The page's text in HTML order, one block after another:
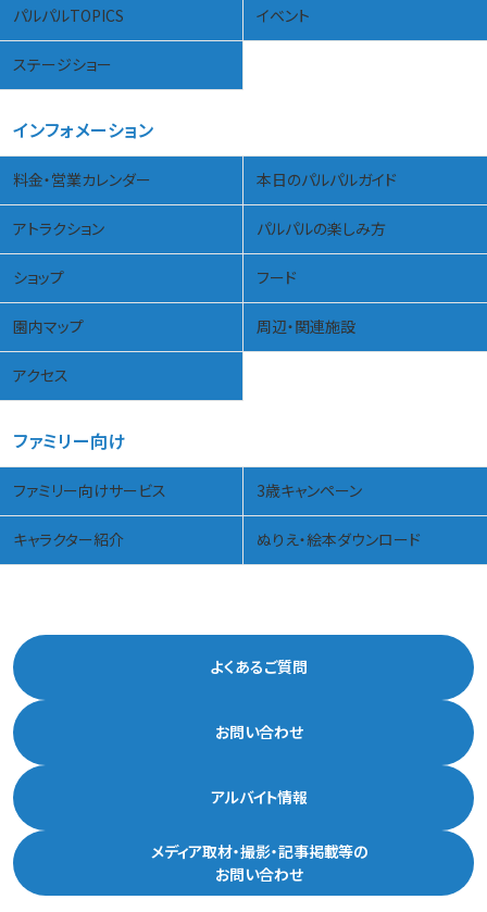
パルパルTOPICS イベント
ステージショー
インフォメーション
料金・営業カレンダー 本日のパルパルガイド
アトラクション パルパルの楽しみ方
ショップ フード
園内マップ 周辺・関連施設
アクセス
ファミリー向け
ファミリー向けサービス 3歳キャンペーン
キャラクター紹介 ぬりえ・絵本ダウンロード
よくあるご質問
お問い合わせ
アルバイト情報
メディア取材・撮影・記事掲載等の
お問い合わせ